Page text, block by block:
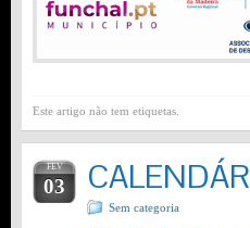
Este artigo não tem etiquetas.
FEV
03
Sem categoria